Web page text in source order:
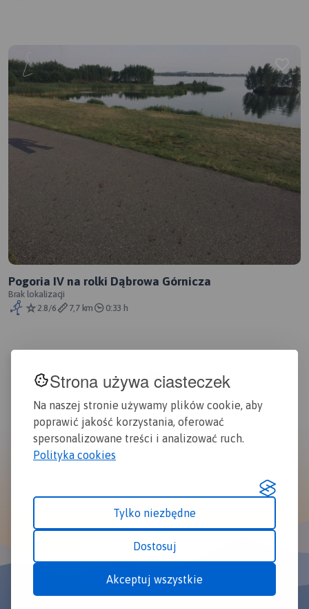
Strona używa ciasteczek
Na naszej stronie używamy plików cookie, aby
poprawić jakość korzystania, oferować
spersonalizowane treści i analizować ruch.
Polityka cookies
Tylko niezbędne
Dostosuj
Akceptuj wszystkie
Pogoria IV na rolki Dąbrowa Górnicza
Brak lokalizacji
2.8/6
7,7 km 0:33 h
1